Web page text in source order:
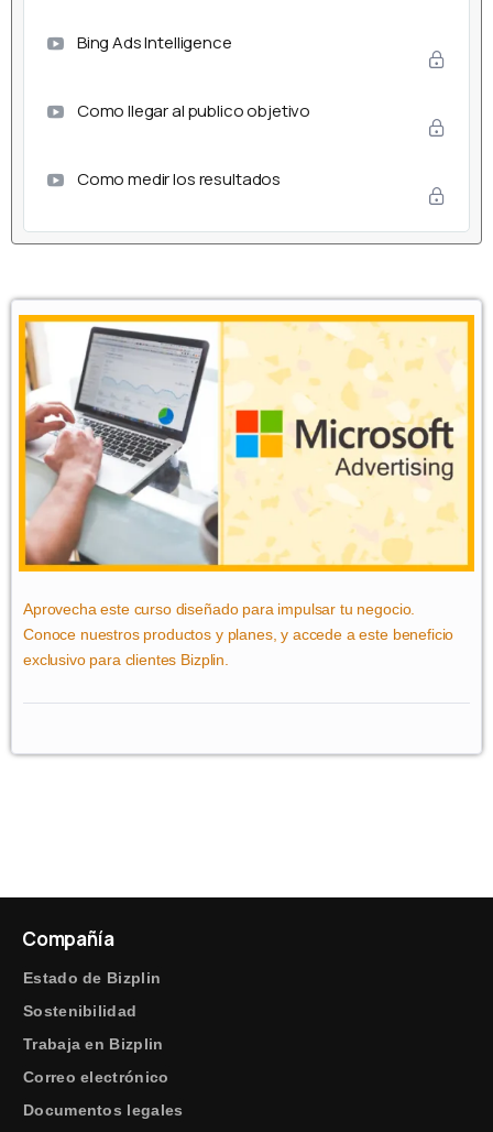
Bing Ads Intelligence
Como llegar al publico objetivo
Como medir los resultados
Aprovecha este curso diseñado para impulsar tu negocio.
Conoce nuestros productos y planes, y accede a este beneficio
exclusivo para clientes Bizplin.
Compañía
Estado de Bizplin
Sostenibilidad
Trabaja en Bizplin
Correo electrónico
Documentos legales